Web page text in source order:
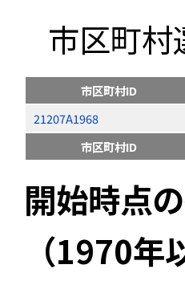
市区町村
市区町村ID
21207A1968
市区町村ID
開始時点
（1970年